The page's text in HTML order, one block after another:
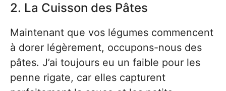
2. La Cuisson des Pâtes
Maintenant que vos légumes commencent
à dorer légèrement, occupons-nous des
pâtes. J’ai toujours eu un faible pour les
penne rigate, car elles capturent